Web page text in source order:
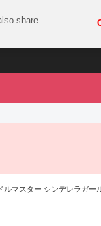
プレミ
サンシャイン‼
虹ヶ咲学園スクールアイ
マスター シンデレラガー
share